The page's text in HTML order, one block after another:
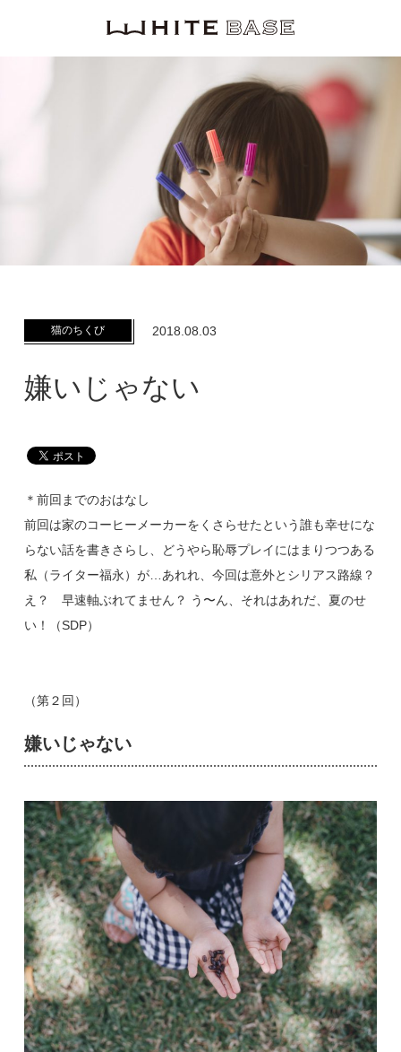
嫌いじゃない
猫のちくび 2018.08.03
＊前回までのおはなし
前回は家のコーヒーメーカーをくさらせたという誰も幸せにな
らない話を書きさらし、どうやら恥辱プレイにはまりつつある
私（ライター福永）が…あれれ、今回は意外とシリアス路線？
え？ 早速軸ぶれてません？ う〜ん、それはあれだ、夏のせ
い！（SDP）
（第２回）
嫌いじゃない